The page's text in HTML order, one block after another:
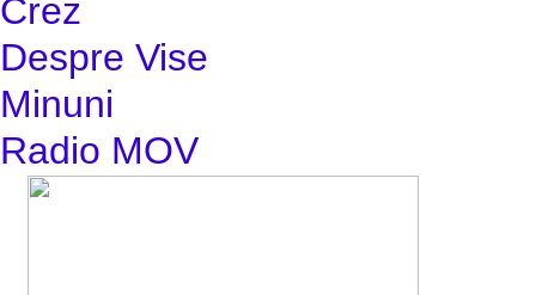
Crez
Despre Vise
Minuni
Radio MOV